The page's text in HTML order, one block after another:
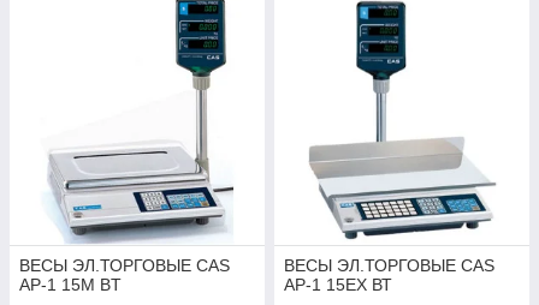
ВЕСЫ ЭЛ.ТОРГОВЫЕ CAS
AP-1 15M BT
ВЕСЫ ЭЛ.ТОРГОВЫЕ CAS
AP-1 15ЕХ ВТ